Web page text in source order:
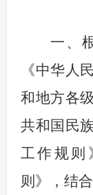
一、
《中华人
和地方各
共和国民
工作规则
则》，结